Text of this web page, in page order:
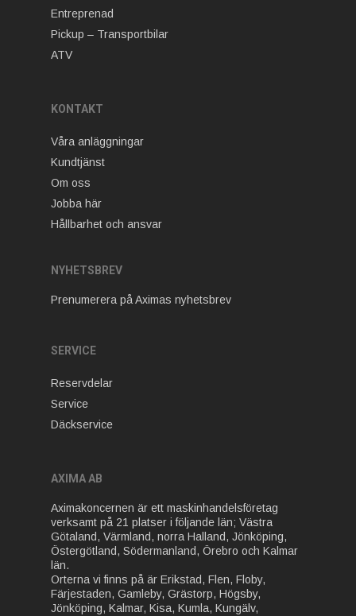
Entreprenad
Pickup – Transportbilar
ATV
KONTAKT
Våra anläggningar
Kundtjänst
Om oss
Jobba här
Hållbarhet och ansvar
NYHETSBREV
Prenumerera på Aximas nyhetsbrev
SERVICE
Reservdelar
Service
Däckservice
AXIMA AB
Aximakoncernen är ett maskinhandelsföretag
verksamt på 21 platser i följande län; Västra
Götaland, Värmland, norra Halland, Jönköping,
Östergötland, Södermanland, Örebro och Kalmar
län.
Orterna vi finns på är Erikstad, Flen, Floby,
Färjestaden, Gamleby, Grästorp, Högsby,
Jönköping, Kalmar, Kisa, Kumla, Kungälv,